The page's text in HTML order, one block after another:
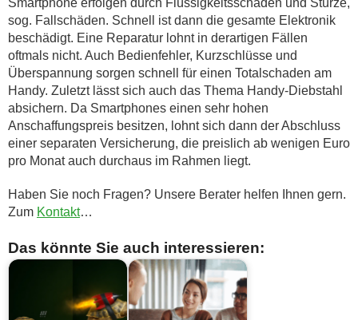
Smartphone erfolgen durch Flüssigkeitsschäden und Stürze,
sog. Fallschäden. Schnell ist dann die gesamte Elektronik
beschädigt. Eine Reparatur lohnt in derartigen Fällen
oftmals nicht. Auch Bedienfehler, Kurzschlüsse und
Überspannung sorgen schnell für einen Totalschaden am
Handy. Zuletzt lässt sich auch das Thema Handy-Diebstahl
absichern. Da Smartphones einen sehr hohen
Anschaffungspreis besitzen, lohnt sich dann der Abschluss
einer separaten Versicherung, die preislich ab wenigen Euro
pro Monat auch durchaus im Rahmen liegt.
Haben Sie noch Fragen? Unsere Berater helfen Ihnen gern.
Zum Kontakt…
Das könnte Sie auch interessieren: